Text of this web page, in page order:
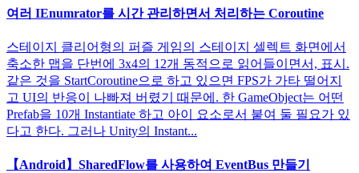
여러 IEnumrator를 시간 관리하면서 처리하는 Coroutine
스테이지 클리어형의 퍼즐 게임의 스테이지 셀렉트 화면에서
축소한 맵을 단번에 3x4의 12개 동적으로 읽어들이면서, 표시.
같은 것을 StartCoroutine으로 하고 있으면 FPS가 가타 떨어지
고 UI의 반응이 나빠져 버렸기 때문에. 한 GameObject는 어떤
Prefab을 10개 Instantiate 하고 아이 요소로서 붙여 둘 필요가 있
다고 한다. 그러나 Unity의 Instant...
【Android】SharedFlow를 사용하여 EventBus 만들기